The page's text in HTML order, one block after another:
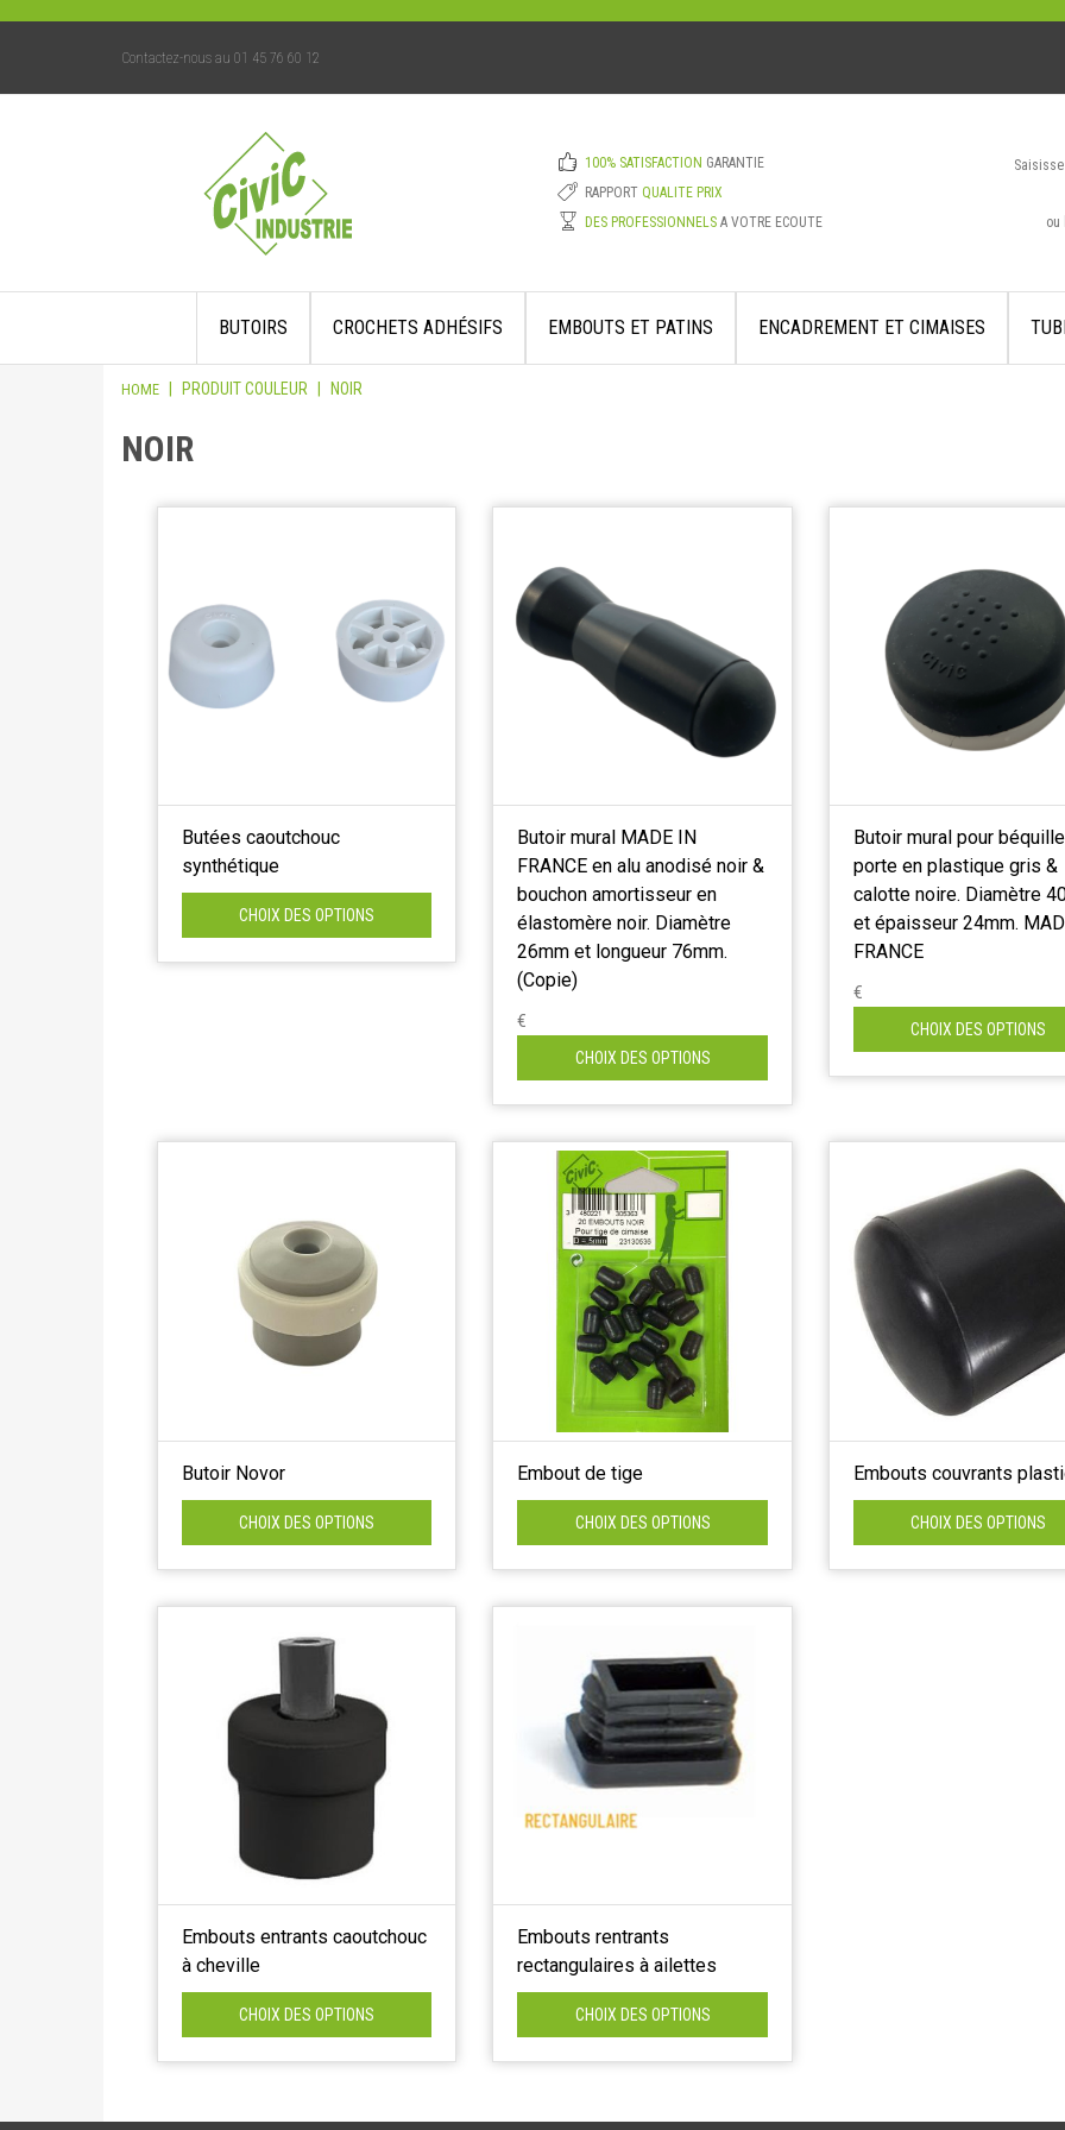
Contactez-nous au 01 45 76 60 12
100% SATISFACTION GARANTIE
RAPPORT QUALITE PRIX
DES PROFESSIONNELSA VOTRE ECOUTE ou
content
BUTOIRS CROCHETS ADHÉSIFS EMBOUTS ET PATINS ENCADREMENT ET CIMAISES
HOME PRODUIT COULEUR NOIR
NOIR
Butées caoutchouc
synthétique
CHOIX DES OPTIONS
Butoir mural MADE IN
FRANCE en alu anodisé noir &
bouchon amortisseur en
élastomère noir. Diamètre
26mm et longueur 76mm.
(Copie)
€
CHOIX DES OPTIONS
Butoir mural pour
porte en plastique gris &
calotte noire. Diamètre
et épaisseur 24mm.
FRANCE
€
CHOIX DES OPTIONS
Butoir Novor
CHOIX DES OPTIONS
Embout de tige
CHOIX DES OPTIONS
Embouts couvrants
CHOIX DES OPTIONS
Embouts entrants caoutchouc
à cheville
CHOIX DES OPTIONS
Embouts rentrants
rectangulaires à ailettes
CHOIX DES OPTIONS